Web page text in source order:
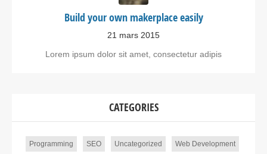
Build your own makerplace easily
21 mars 2015
Lorem ipsum dolor sit amet, consectetur adipis
CATEGORIES
Programming SEO Uncategorized Web Development